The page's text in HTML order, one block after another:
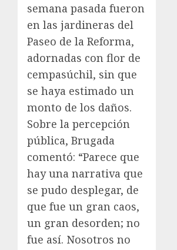
semana pasada fueron
en las jardineras del
Paseo de la Reforma,
adornadas con flor de
cempasúchil, sin que
se haya estimado un
monto de los daños.
Sobre la percepción
pública, Brugada
comentó: “Parece que
hay una narrativa que
se pudo desplegar, de
que fue un gran caos,
un gran desorden; no
fue así. Nosotros no